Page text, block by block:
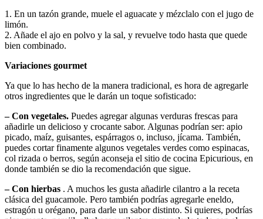
1. En un tazón grande, muele el aguacate y mézclalo con el jugo de
limón.
2. Añade el ajo en polvo y la sal, y revuelve todo hasta que quede
bien combinado.
Variaciones gourmet
Ya que lo has hecho de la manera tradicional, es hora de agregarle
otros ingredientes que le darán un toque sofisticado:
– Con vegetales. Puedes agregar algunas verduras frescas para
añadirle un delicioso y crocante sabor. Algunas podrían ser: apio
picado, maíz, guisantes, espárragos o, incluso, jícama. También,
puedes cortar finamente algunos vegetales verdes como espinacas,
col rizada o berros, según aconseja el sitio de cocina Epicurious, en
donde también se dio la recomendación que sigue.
– Con hierbas . A muchos les gusta añadirle cilantro a la receta
clásica del guacamole. Pero también podrías agregarle eneldo,
estragón u orégano, para darle un sabor distinto. Si quieres, podrías